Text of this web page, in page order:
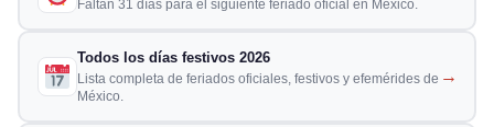
Faltan 31 días para el siguiente feriado oficial en México.
Todos los días festivos 2026
Lista completa de feriados oficiales, festivos y efemérides de
México.
→